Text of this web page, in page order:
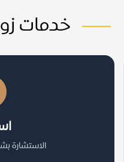
خدمات
الاستشارة